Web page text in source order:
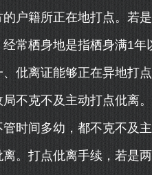
户籍所正在地打点。若
常栖身地是指栖身满1
仳离证能够正在异地打
不克不及主动打点仳离
时间多幼，都不克不及
离。打点仳离手续，若是